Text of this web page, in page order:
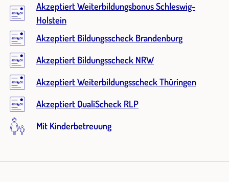
Akzeptiert Weiterbildungsbonus Schleswig-
Holstein
Akzeptiert Bildungsscheck Brandenburg
Akzeptiert Bildungsscheck NRW
Akzeptiert Weiterbildungsscheck Thüringen
Akzeptiert QualiScheck RLP
Mit Kinderbetreuung